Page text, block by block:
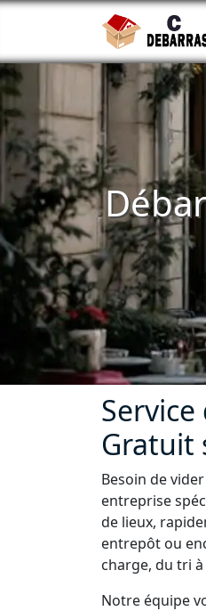
Gratuit
Besoin de
entreprise
de lieux,
entrepôt ou
charge, du tri à
Notre équipe